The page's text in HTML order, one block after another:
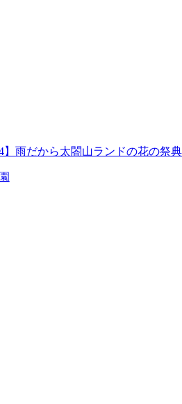
】雨だから太閤山ランドの花の祭